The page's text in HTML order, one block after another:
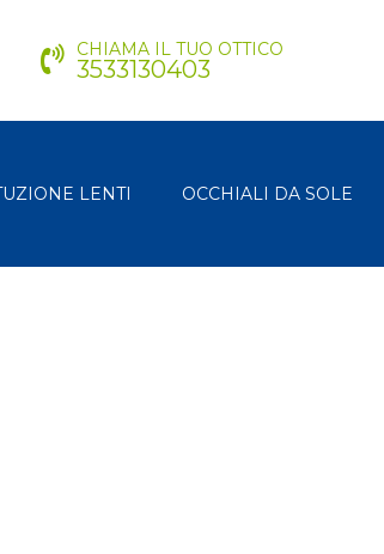
CHIAMA IL TUO OTTICO
3533130403
LENTI OCCHIALI DA SOLE